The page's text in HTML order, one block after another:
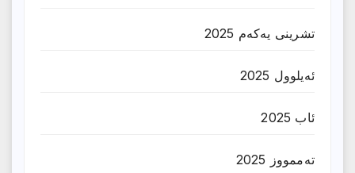
تشرینی یەکەم 2025
ئەیلوول 2025
ئاب 2025
تەممووز 2025